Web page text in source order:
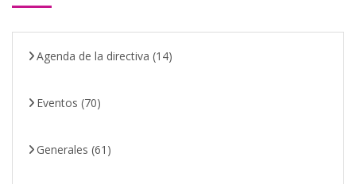
Agenda de la directiva (14)
Eventos (70)
Generales (61)